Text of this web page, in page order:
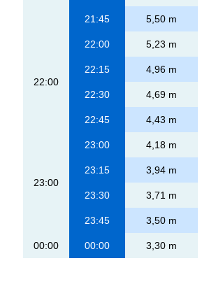
21:45 5,50 m
22:00
22:00 5,23 m
22:15 4,96 m
22:30 4,69 m
22:45 4,43 m
23:00
23:00 4,18 m
23:15 3,94 m
23:30 3,71 m
23:45 3,50 m
00:00 00:00 3,30 m